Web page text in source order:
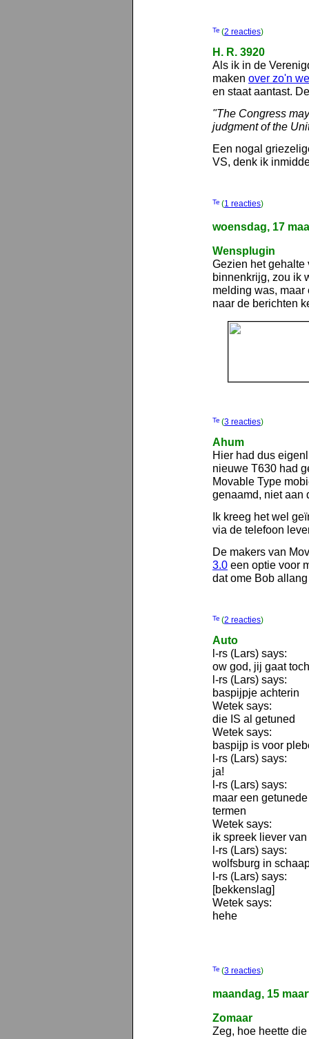
(2 reacties)
H. R. 3920
Als ik in de
maken over zo'n
en staat aantast.
"The Congress
judgment of the
Een nogal
VS, denk ik
(1 reacties)
woensdag, 17
Wensplugin
Gezien het gehalte
binnenkrijg, zou ik
melding was,
naar de berichten
(3 reacties)
Ahum
Hier had dus
nieuwe T630 had
Movable Type
genaamd, niet aan
Ik kreeg het wel
via de telefoon
De makers van
3.0 een optie voor
dat ome Bob
(2 reacties)
Auto
l-rs (Lars) says:
ow god, jij gaat
l-rs (Lars) says:
baspijpje achterin
Wetek says:
die IS al getuned
Wetek says:
baspijp is voor
l-rs (Lars) says:
ja!
l-rs (Lars) says:
maar een
termen
Wetek says:
ik spreek liever
l-rs (Lars) says:
wolfsburg in
l-rs (Lars) says:
[bekkenslag]
Wetek says:
hehe
(3 reacties)
maandag, 15
Zomaar
Zeg, hoe heette